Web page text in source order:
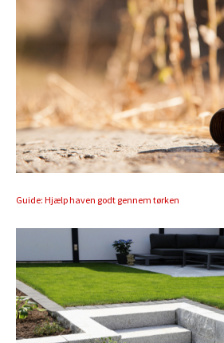
Guide: Hjælp haven godt gennem tørken